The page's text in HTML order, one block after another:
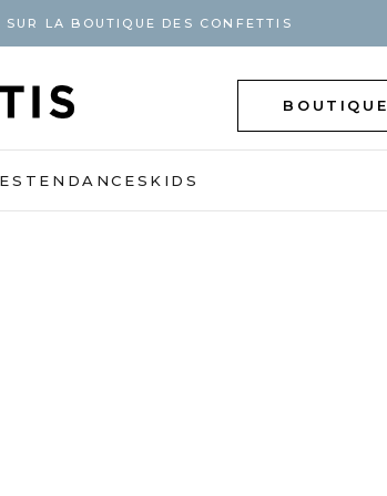
LA BOUTIQUE DES CONFETTIS
BOUTIQUE
TENDANCES KIDS